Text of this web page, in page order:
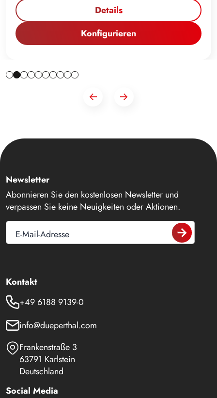
Details
Konfigurieren
Newsletter
Abonnieren Sie den kostenlosen Newsletter und
verpassen Sie keine Neuigkeiten oder Aktionen.
E-Mail-Adresse
Kontakt
+49 6188 9139-0
info@dueperthal.com
Frankenstraße 3
63791 Karlstein
Deutschland
Social Media